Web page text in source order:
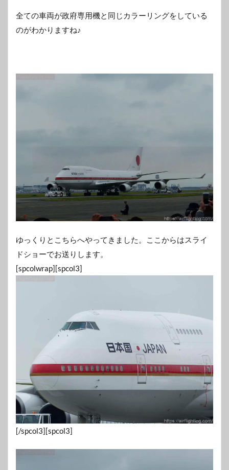
全ての車両が政府専用機と同じカラーリングをしている
のがわかりますね♪
ゆっくりとこちらへやってきました。ここからはスライ
ドショーでお送りします。
[spcolwrap][spcol3]
[/spcol3][spcol3]